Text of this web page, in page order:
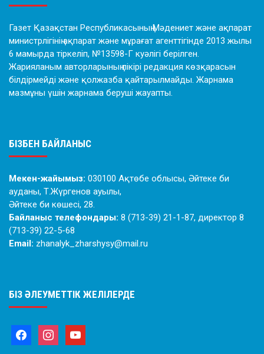
Газет Қазақстан Республикасының Мәдениет және ақпарат
министрлігінің ақпарат және мұрағат агенттігінде 2013 жылы
6 мамырда тіркеліп, №13598-Г куәлігі берілген.
Жарияланым авторларының пікірі редакция көзқарасын
білдірмейді және қолжазба қайтарылмайды. Жарнама
мазмұны үшін жарнама беруші жауапты.
БІЗБЕН БАЙЛАНЫС
Мекен-жайымыз: 030100 Ақтөбе облысы, Әйтеке би
ауданы, Т.Жүргенов ауылы,
Әйтеке би көшесі, 28.
Байланыс телефондары: 8 (713-39) 21-1-87, директор 8
(713-39) 22-5-68
Email: zhanalyk_zharshysy@mail.ru
БІЗ ӘЛЕУМЕТТІК ЖЕЛІЛЕРДЕ